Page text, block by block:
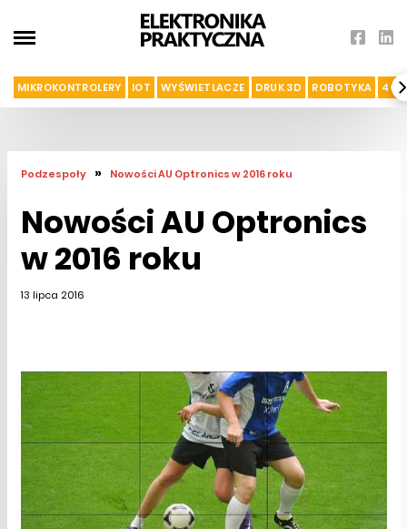
MIKROKONTROLERY IOT WYŚWIETLACZE DRUK 3D ROBOTYKA 4G I
Podzespoły » Nowości AU Optronics w 2016 roku
Nowości AU Optronics
w 2016 roku
13 lipca 2016